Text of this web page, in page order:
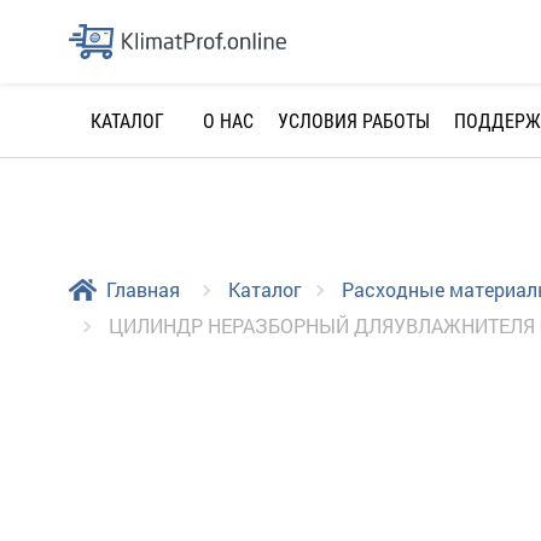
КАТАЛОГ О НАС УСЛОВИЯ РАБОТЫ
Главная Каталог Расходные
ЦИЛИНДР НЕРАЗБОРНЫЙ ДЛЯУВЛАЖНИТЕЛЯ